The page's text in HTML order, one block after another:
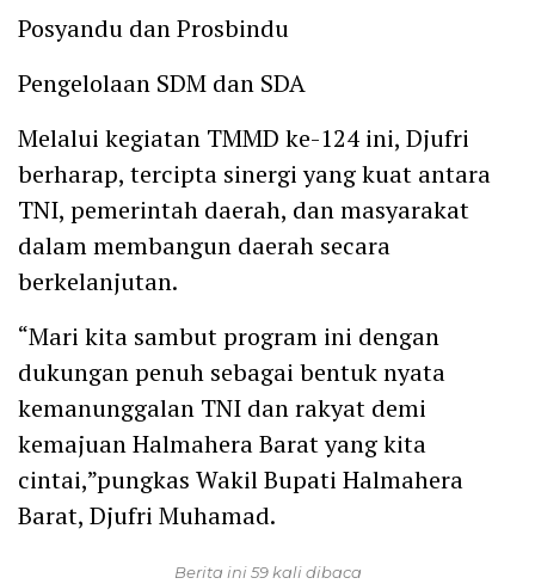
Posyandu dan Prosbindu
Pengelolaan SDM dan SDA
Melalui kegiatan TMMD ke-124 ini, Djufri
berharap, tercipta sinergi yang kuat antara
TNI, pemerintah daerah, dan masyarakat
dalam membangun daerah secara
berkelanjutan.
“Mari kita sambut program ini dengan
dukungan penuh sebagai bentuk nyata
kemanunggalan TNI dan rakyat demi
kemajuan Halmahera Barat yang kita
cintai,”pungkas Wakil Bupati Halmahera
Barat, Djufri Muhamad.
Berita ini 59 kali dibaca